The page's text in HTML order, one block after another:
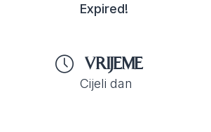
Expired!
VRIJEME
Cijeli dan